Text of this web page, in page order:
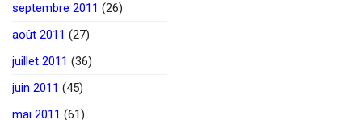
septembre 2011 (26)
août 2011 (27)
juillet 2011 (36)
juin 2011 (45)
mai 2011 (61)